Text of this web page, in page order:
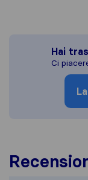
Hai
Ci